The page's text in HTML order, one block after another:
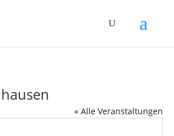
« Alle Veranstaltungen